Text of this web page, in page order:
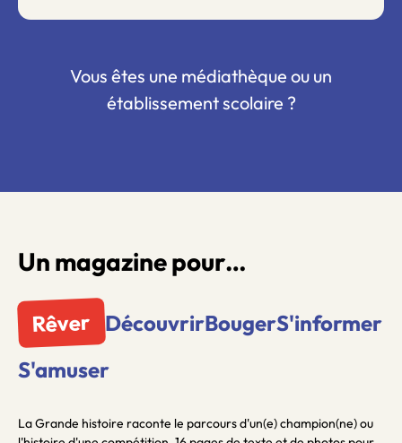
Vous êtes une médiathèque ou un
établissement scolaire ?
Un magazine pour…
Rêver DécouvrirBougerS'informer
S'amuser
La Grande histoire raconte le parcours d'un(e) champion(ne) ou